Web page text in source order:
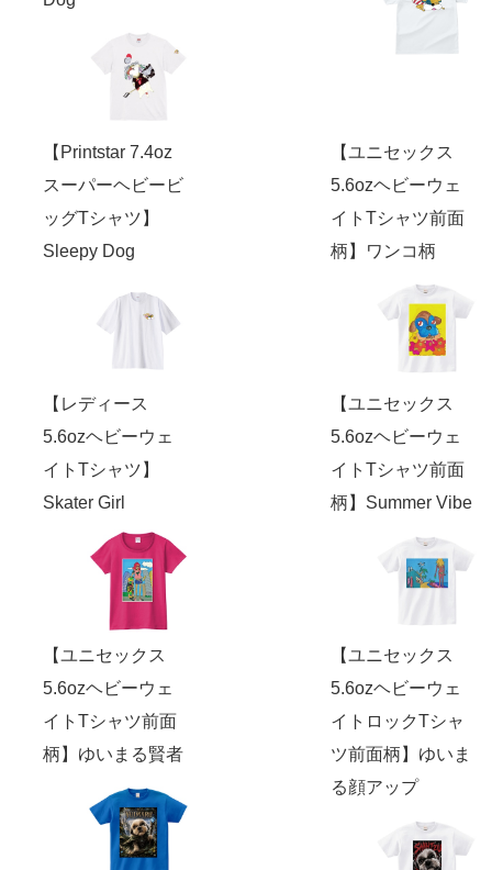
【Printstar 7.4oz
スーパーヘビービ
ッグTシャツ】
Sleepy Dog
【ユニセックス
5.6ozヘビーウェ
イトTシャツ前面
柄】ワンコ柄
【レディース
5.6ozヘビーウェ
イトTシャツ】
Skater Girl
【ユニセックス
5.6ozヘビーウェ
イトTシャツ前面
柄】Summer Vibe
【ユニセックス
5.6ozヘビーウェ
イトTシャツ前面
柄】ゆいまる賢者
【ユニセックス
5.6ozヘビーウェ
イトロックTシャ
ツ前面柄】ゆいま
る顔アップ